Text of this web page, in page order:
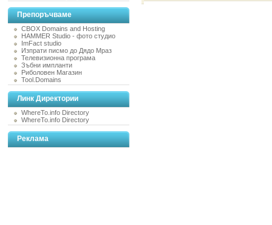
Препоръчваме
CBOX Domains and Hosting
HAMMER Studio - фото студио
ImFact studio
Изпрати писмо до Дядо Мраз
Телевизионна програма
Зъбни импланти
Риболовен Магазин
Tool.Domains
Линк Директории
WhereTo.info Directory
WhereTo.info Directory
Реклама